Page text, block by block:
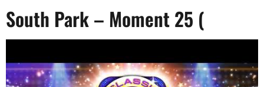
South Park – Moment 25 (